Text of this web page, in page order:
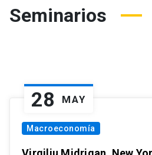
Seminarios
28 MAY
Macroeconomía